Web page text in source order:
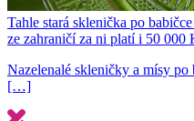
Tahle stará sklenička po
ze zahraničí za ni platí i 50 000
Nazelenalé skleničky a mísy
[…]